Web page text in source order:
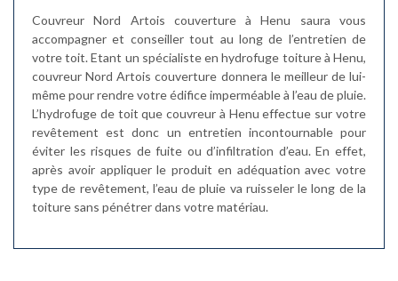
Couvreur Nord Artois couverture à Henu saura vous
accompagner et conseiller tout au long de l’entretien de
votre toit. Etant un spécialiste en hydrofuge toiture à Henu,
couvreur Nord Artois couverture donnera le meilleur de lui-
même pour rendre votre édifice imperméable à l’eau de pluie.
L’hydrofuge de toit que couvreur à Henu effectue sur votre
revêtement est donc un entretien incontournable pour
éviter les risques de fuite ou d’infiltration d’eau. En effet,
après avoir appliquer le produit en adéquation avec votre
type de revêtement, l’eau de pluie va ruisseler le long de la
toiture sans pénétrer dans votre matériau.